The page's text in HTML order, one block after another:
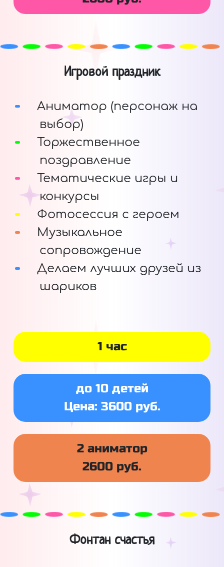
Игровой праздник
Аниматор (персонаж на
выбор)
Торжественное
поздравление
Тематические игры и
конкурсы
Фотосессия с героем
Музыкальное
сопровождение
Делаем лучших друзей из
шариков
1 час
до 10 детей
Цена: 3600 руб.
2 аниматор
2600 руб.
Фонтан счастья